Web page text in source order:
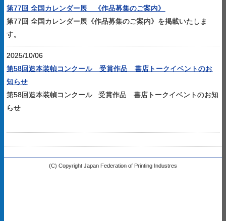
第77回 全国カレンダー展 《作品募集のご案内》
第77回 全国カレンダー展《作品募集のご案内》を掲載いたしま
す。
2025/10/06
第58回造本装幀コンクール 受賞作品 書店トークイベントのお
知らせ
第58回造本装幀コンクール 受賞作品 書店トークイベントのお知
らせ
(C) Copyright Japan Federation of Printing Industres